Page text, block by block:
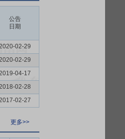
公告
日期
02-29
02-29
04-17
02-28
02-27
更多>>